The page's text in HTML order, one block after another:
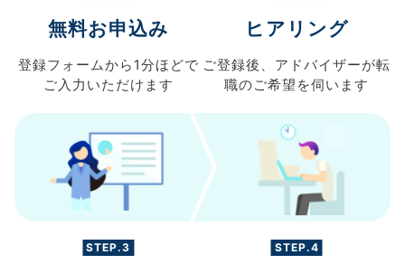
無料お申込み
登録フォームから 1分ほどで
ご入力 いただけます
ヒアリング
ご登録後、 アドバイザーが転
職のご希望を伺います
STEP.3 STEP.4